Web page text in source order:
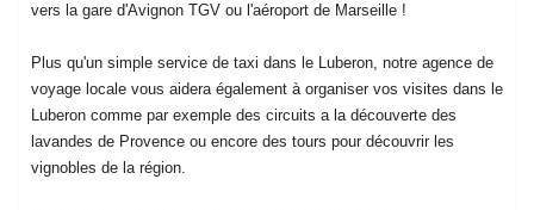
vers la gare d'Avignon TGV ou l'aéroport de Marseille !
Plus qu'un simple service de taxi dans le Luberon, notre agence de
voyage locale vous aidera également à organiser vos visites dans le
Luberon comme par exemple des circuits a la découverte des
lavandes de Provence ou encore des tours pour découvrir les
vignobles de la région.